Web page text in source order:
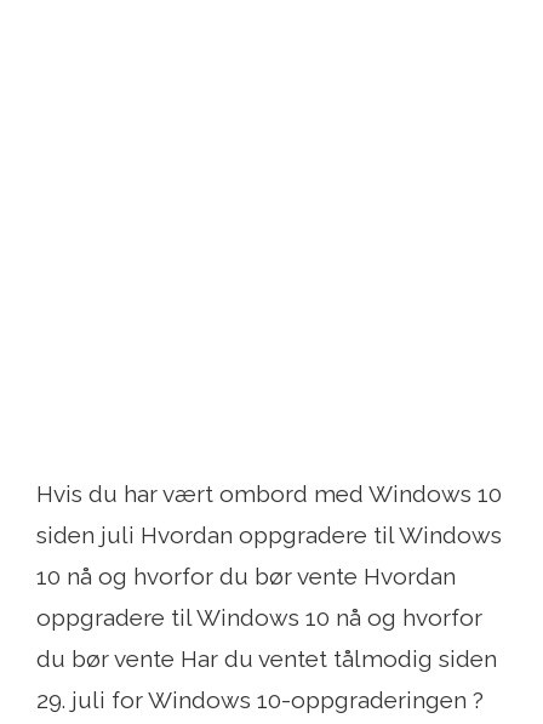
Hvis du har vært ombord med Windows 10
siden juli Hvordan oppgradere til Windows
10 nå og hvorfor du bør vente Hvordan
oppgradere til Windows 10 nå og hvorfor
du bør vente Har du ventet tålmodig siden
29. juli for Windows 10-oppgraderingen ?